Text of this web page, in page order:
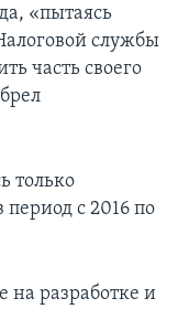
«пытаясь
службы
часть своего
только
с 2016 по
на разработке и